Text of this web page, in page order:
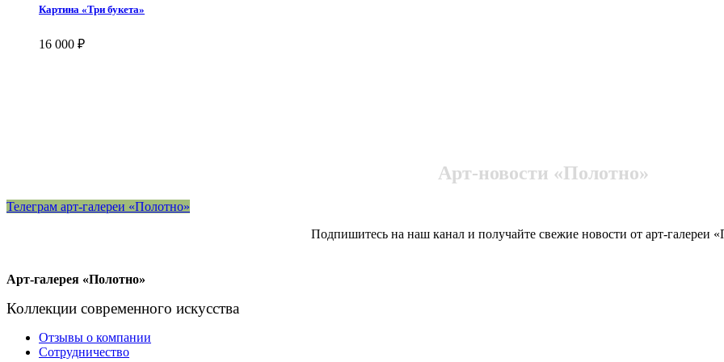
Картина «Три букета»
16 000 ₽
Арт-новости «Полотно»
Телеграм арт-галереи «Полотно»
Подпишитесь на наш канал и получайте свежие новости от арт-галереи
Арт-галерея «Полотно»
Коллекции современного искусства
Отзывы о компании
Сотрудничество